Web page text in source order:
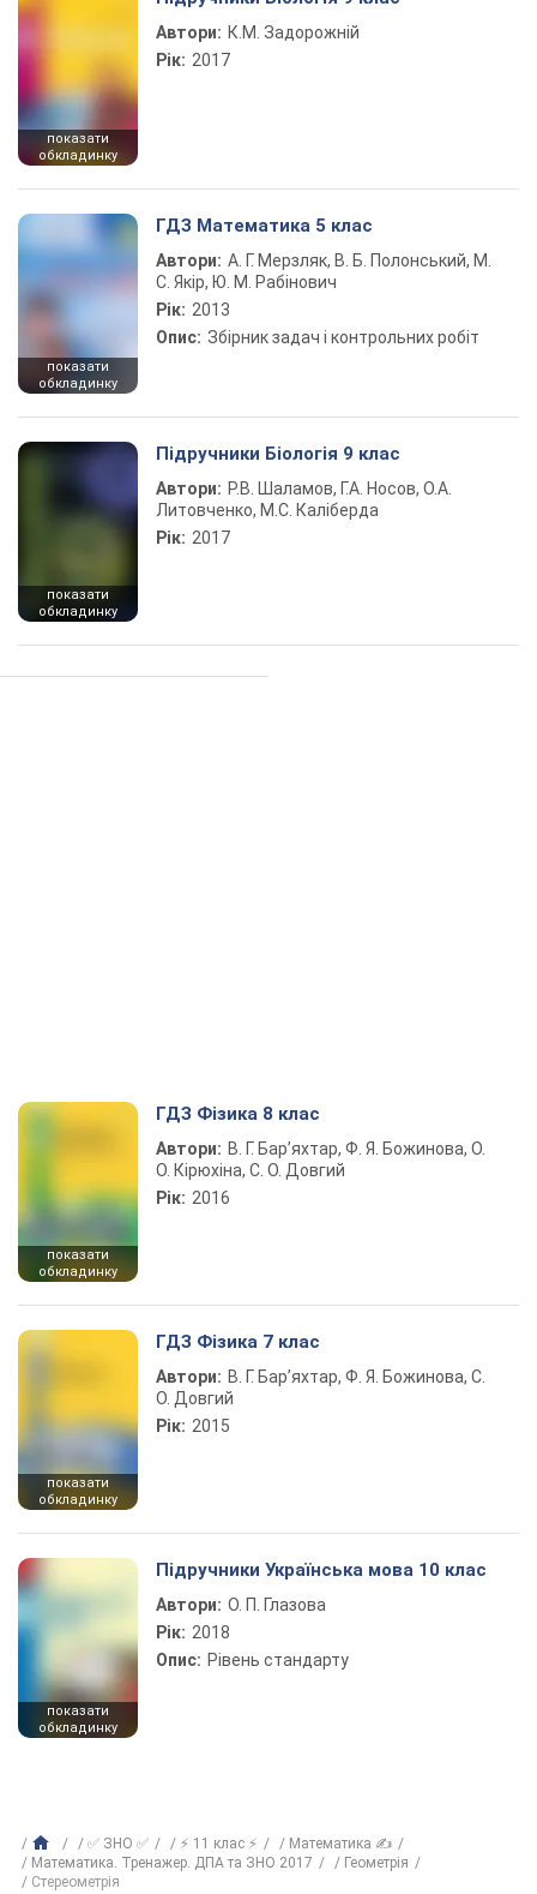
показати
обкладинку
Автори: К.М. Задорожній
Рік: 2017
показати
обкладинку
ГДЗ Математика 5 клас
Автори: А. Г. Мерзляк, В. Б. Полонський, М.
С. Якір, Ю. М. Рабінович
Рік: 2013
Опис: Збірник задач і контрольних робіт
показати
обкладинку
Підручники Біологія 9 клас
Автори: Р.В. Шаламов, Г.А. Носов, О.А.
Литовченко, М.С. Каліберда
Рік: 2017
показати
обкладинку
ГДЗ Фізика 8 клас
Автори: В. Г. Бар’яхтар, Ф. Я. Божинова, О.
О. Кірюхіна, С. О. Довгий
Рік: 2016
показати
обкладинку
ГДЗ Фізика 7 клас
Автори: В. Г. Бар’яхтар, Ф. Я. Божинова, С.
О. Довгий
Рік: 2015
показати
обкладинку
Підручники Українська мова 10 клас
Автори: О. П. Глазова
Рік: 2018
Опис: Рівень стандарту
✅ ЗНО ✅ ⚡ 11 клас ⚡
Математика ✍
Математика. Тренажер. ДПА та ЗНО 2017
Геометрія
Стереометрія